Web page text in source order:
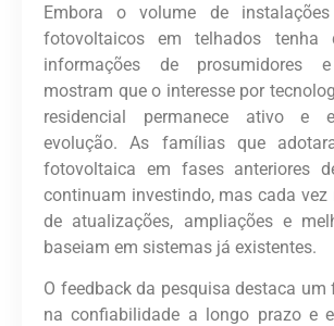
Embora o volume de
fotovoltaicos em telhados tenha
informações de prosumidores
mostram que o interesse por
residencial permanece ativo e
evolução. As famílias que
fotovoltaica em fases anteriores
continuam investindo, mas cada
de atualizações, ampliações e
baseiam em sistemas já existentes.
O feedback da pesquisa destaca um
na confiabilidade a longo prazo e